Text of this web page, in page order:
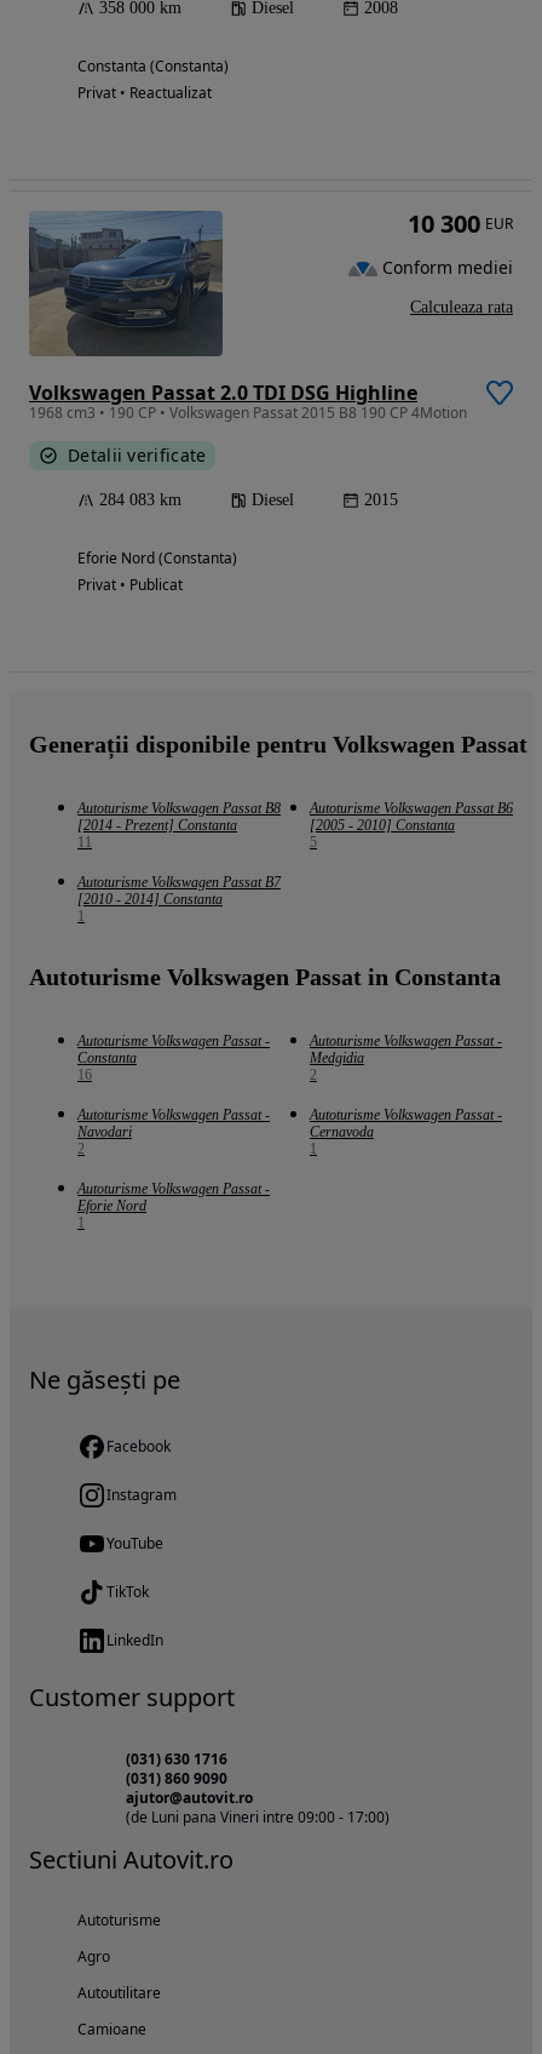
358 000 km Diesel 2008
Constanta (Constanta)
Privat • Reactualizat
Volkswagen Passat 2.0 TDI DSG Highline
1968 cm3 • 190 CP • Volkswagen Passat 2015 B8 190 CP 4Motion
Detalii verificate
284 083 km Diesel 2015
Eforie Nord (Constanta)
Privat • Publicat
10 300 EUR
Conform mediei
Calculeaza rata
Generații disponibile pentru Volkswagen Passat
Autoturisme Volkswagen Passat B8
[2014 - Prezent] Constanta
11
Autoturisme Volkswagen Passat B6
[2005 - 2010] Constanta
5
Autoturisme Volkswagen Passat B7
[2010 - 2014] Constanta
1
Autoturisme Volkswagen Passat in Constanta
Autoturisme Volkswagen Passat -
Constanta
16
Autoturisme Volkswagen Passat -
Medgidia
2
Autoturisme Volkswagen Passat -
Navodari
2
Autoturisme Volkswagen Passat -
Cernavoda
1
Autoturisme Volkswagen Passat -
Eforie Nord
1
Ne găsești pe
Facebook
Instagram
YouTube
TikTok
LinkedIn
Customer support
(031) 630 1716
(031) 860 9090
ajutor@autovit.ro
(de Luni pana Vineri intre 09:00 - 17:00)
Sectiuni Autovit.ro
Autoturisme
Agro
Autoutilitare
Camioane